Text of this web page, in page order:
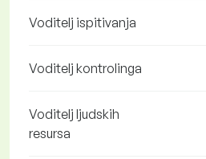
Voditelj ispitivanja
Voditelj kontrolinga
Voditelj ljudskih
resursa